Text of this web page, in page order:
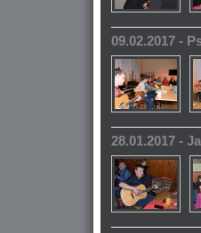
09.02.2017 -
28.01.2017 -